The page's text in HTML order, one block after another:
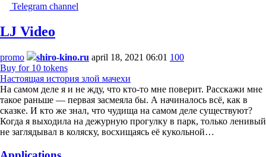
Telegram channel
LJ Video
promo shiro-kino.ru april 18, 2021 06:01 100
Buy for 10 tokens
Настоящая история злой мачехи
На самом деле я и не жду, что кто-то мне поверит. Расскажи мне
такое раньше — первая засмеяла бы. А начиналось всё, как в
сказке. И кто же знал, что чудища на самом деле существуют?
Когда я выходила на дежурную прогулку в парк, только ленивый
не заглядывал в коляску, восхищаясь её кукольной…